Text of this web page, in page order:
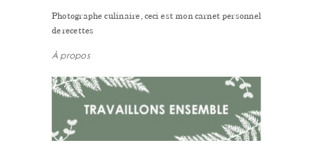
Photographe culinaire, ceci est mon carnet personnel
de recettes
À propos